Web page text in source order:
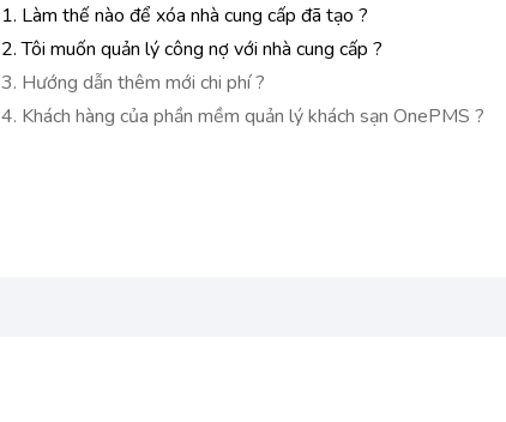
1. Làm thế nào để xóa nhà cung cấp đã tạo ?
2. Tôi muốn quản lý công nợ với nhà cung cấp ?
3. Hướng dẫn thêm mới chi phí ?
4. Khách hàng của phần mềm quản lý khách sạn OnePMS ?